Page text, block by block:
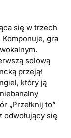
się w trzech
Komponuje, gra
solową
przejął
który ją
„Przełknij to”
odwołujący się